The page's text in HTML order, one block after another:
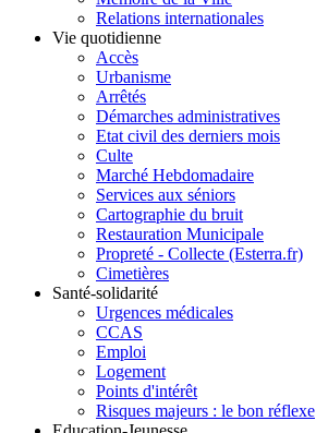
Relations internationales
Vie quotidienne
Accès
Urbanisme
Arrêtés
Démarches administratives
Etat civil des derniers mois
Culte
Marché Hebdomadaire
Services aux séniors
Cartographie du bruit
Restauration Municipale
Propreté - Collecte (Esterra.fr)
Cimetières
Santé-solidarité
Urgences médicales
CCAS
Emploi
Logement
Points d'intérêt
Risques majeurs : le bon réflexe